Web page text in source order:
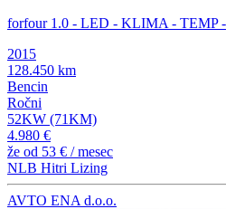
forfour 1.0 - LED - KLIMA - TEMP -
2015
128.450 km
Bencin
Ročni
52KW (71KM)
4.980 €
že od 53 € / mesec
NLB Hitri Lizing
AVTO ENA d.o.o.